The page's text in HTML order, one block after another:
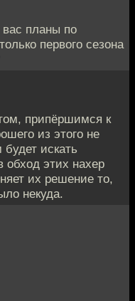
планы по
первого сезона
припёршимся к
из этого не
искать
обход этих нахер
их решение то,
некуда.